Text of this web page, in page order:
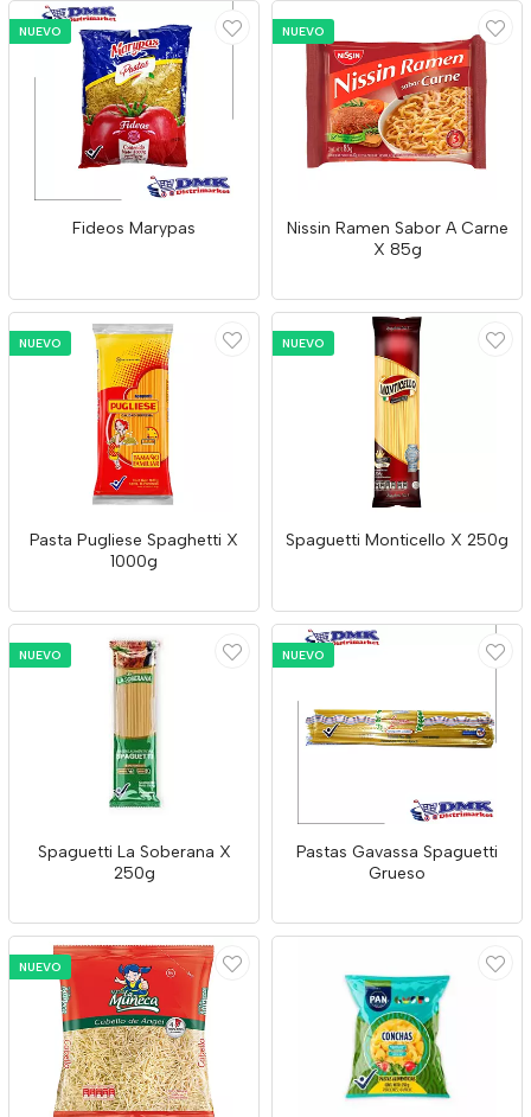
NUEVO
Fideos Marypas
NUEVO
Nissin Ramen Sabor A Carne
X 85g
NUEVO
Pasta Pugliese Spaghetti X
1000g
NUEVO
Spaguetti Monticello X 250g
NUEVO
Spaguetti La Soberana X
250g
NUEVO
Pastas Gavassa Spaguetti
Grueso
NUEVO